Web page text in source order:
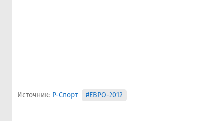
Источник: Р-Спорт #ЕВРО-2012